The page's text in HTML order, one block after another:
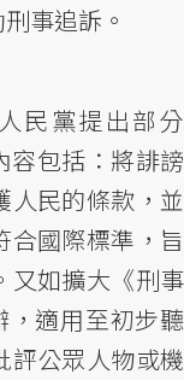
事追訴。
民黨提出部分
容包括：將誹謗
人民的條款，並
合國際標準，旨
又如擴大《刑事
，適用至初步聽
評公眾人物或機